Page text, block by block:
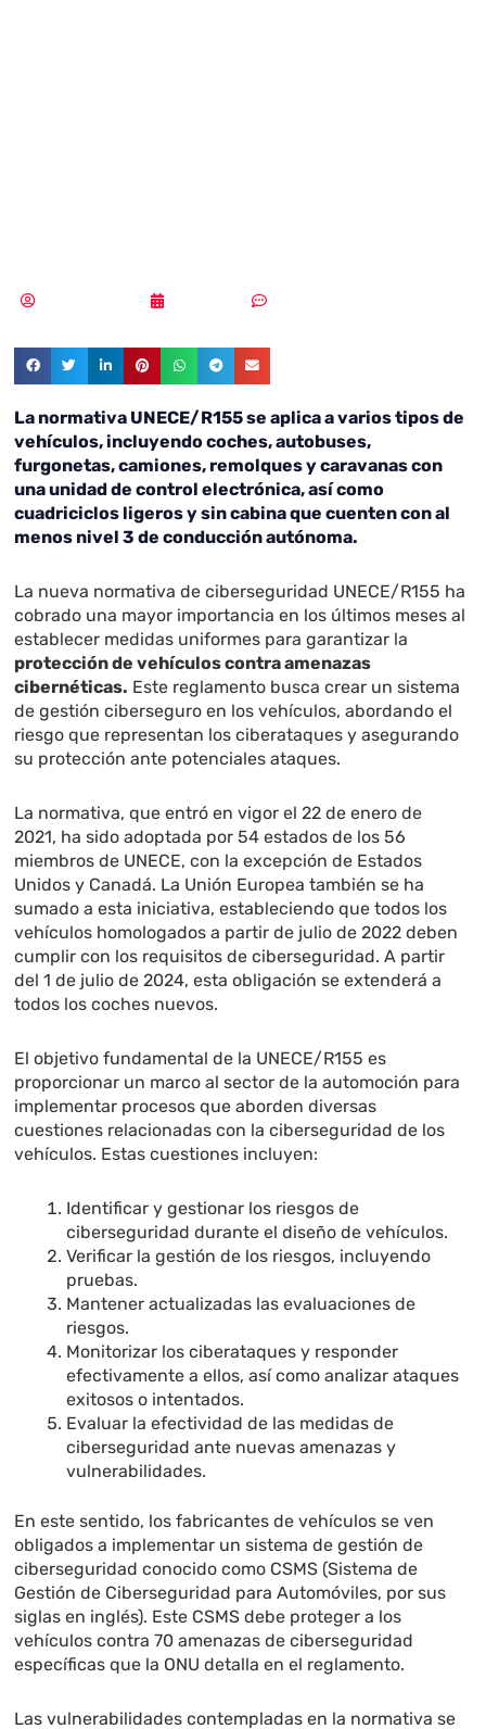
La normativa UNECE/R155 se aplica a varios tipos de
vehículos, incluyendo coches, autobuses,
furgonetas, camiones, remolques y caravanas con
una unidad de control electrónica, así como
cuadriciclos ligeros y sin cabina que cuenten con al
menos nivel 3 de conducción autónoma.
La nueva normativa de ciberseguridad UNECE/R155 ha
cobrado una mayor importancia en los últimos meses al
establecer medidas uniformes para garantizar la
protección de vehículos contra amenazas
cibernéticas. Este reglamento busca crear un sistema
de gestión ciberseguro en los vehículos, abordando el
riesgo que representan los ciberataques y asegurando
su protección ante potenciales ataques.
La normativa, que entró en vigor el 22 de enero de
2021, ha sido adoptada por 54 estados de los 56
miembros de UNECE, con la excepción de Estados
Unidos y Canadá. La Unión Europea también se ha
sumado a esta iniciativa, estableciendo que todos los
vehículos homologados a partir de julio de 2022 deben
cumplir con los requisitos de ciberseguridad. A partir
del 1 de julio de 2024, esta obligación se extenderá a
todos los coches nuevos.
El objetivo fundamental de la UNECE/R155 es
proporcionar un marco al sector de la automoción para
implementar procesos que aborden diversas
cuestiones relacionadas con la ciberseguridad de los
vehículos. Estas cuestiones incluyen:
Identificar y gestionar los riesgos de
ciberseguridad durante el diseño de vehículos.
Verificar la gestión de los riesgos, incluyendo
pruebas.
Mantener actualizadas las evaluaciones de
riesgos.
Monitorizar los ciberataques y responder
efectivamente a ellos, así como analizar ataques
exitosos o intentados.
Evaluar la efectividad de las medidas de
ciberseguridad ante nuevas amenazas y
vulnerabilidades.
En este sentido, los fabricantes de vehículos se ven
obligados a implementar un sistema de gestión de
ciberseguridad conocido como CSMS (Sistema de
Gestión de Ciberseguridad para Automóviles, por sus
siglas en inglés). Este CSMS debe proteger a los
vehículos contra 70 amenazas de ciberseguridad
específicas que la ONU detalla en el reglamento.
Las vulnerabilidades contempladas en la normativa se